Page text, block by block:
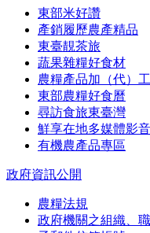
東部米好讚
產銷履歷農產精品
東臺靚茶旅
蔬果雜糧好食材
農糧產品加（代）
東部農糧好食曆
尋訪食旅東臺灣
鮮享在地多媒體影音
有機農產品專區
政府資訊公開
農糧法規
政府機關之組織、